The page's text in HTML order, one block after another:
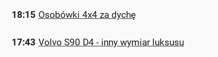
18:15 Osobówki 4x4 za dychę
17:43 Volvo S90 D4 - inny wymiar luksusu